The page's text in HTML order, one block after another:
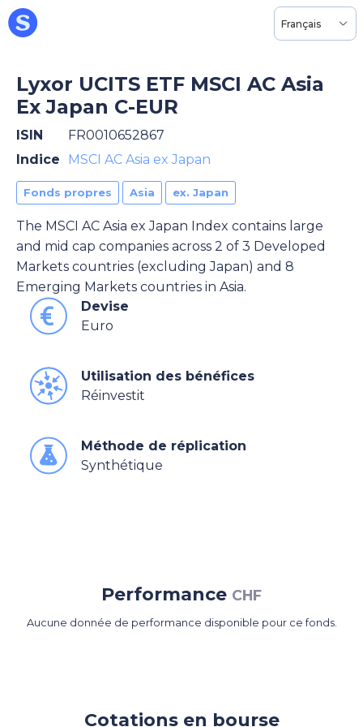
Français
Lyxor UCITS ETF MSCI AC Asia
Ex Japan C-EUR
ISIN
FR0010652867
Indice
MSCI AC Asia ex Japan
Fonds propres Asia ex. Japan
The MSCI AC Asia ex Japan Index contains large
and mid cap companies across 2 of 3 Developed
Markets countries (excluding Japan) and 8
Emerging Markets countries in Asia.
Devise
Euro
Utilisation des bénéfices
Réinvestit
Méthode de réplication
Synthétique
Performance CHF
Aucune donnée de performance disponible pour ce fonds.
Cotations en bourse